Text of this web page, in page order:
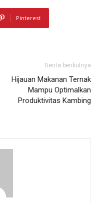
Pinterest
Berita berikutnya
Hijauan Makanan Ternak
Mampu Optimalkan
Produktivitas Kambing